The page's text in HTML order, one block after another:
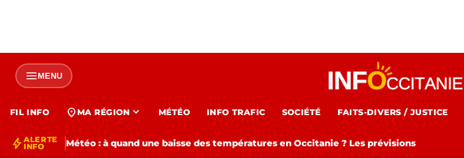
menuMENU
FIL INFO location_on MA RÉGION expand_more MÉTÉO INFO TRAFIC SOCIÉTÉ FAITS-DIVERS / JUSTICE
bolt ALERTE
INFO
Météo : à quand une baisse des températures en Occitanie ? Les prévisions